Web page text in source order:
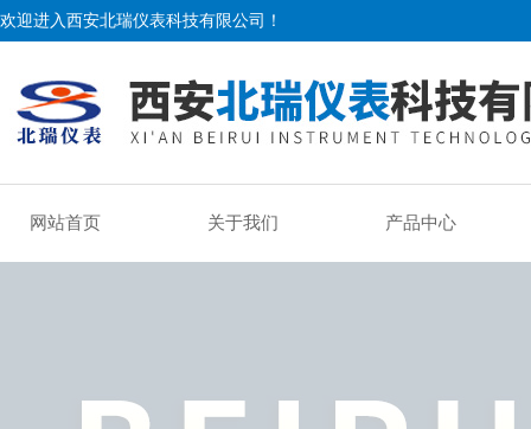
欢迎进入西安北瑞仪表科技有限公司！
网站首页 关于我们 产品中心